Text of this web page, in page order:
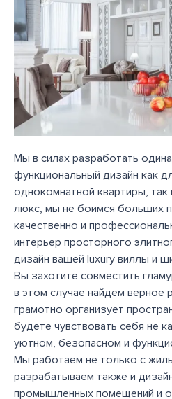
Мы в силах разработать
функциональный дизайн как
однокомнатной квартиры, так
люкс, мы не боимся больших
качественно и
интерьер просторного
дизайн вашей luxury виллы и
Вы захотите совместить
в этом случае найдем
грамотно организует
будете чувствовать себя не
уютном, безопасном и
Мы работаем не только с
разрабатываем также и
промышленных помещений и